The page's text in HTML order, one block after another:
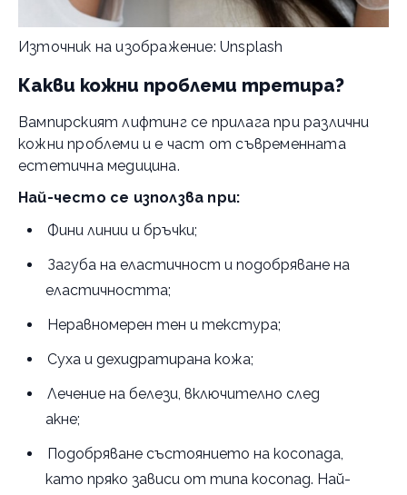
Източник на изображение: Unsplash
Какви кожни проблеми третира?
Вампирският лифтинг се прилага при различни
кожни проблеми и е част от съвременната
естетична медицина.
Най-често се използва при:
Фини линии и бръчки;
Загуба на еластичност и подобряване на
еластичността;
Неравномерен тен и текстура;
Суха и дехидратирана кожа;
Лечение на белези, включително след
акне;
Подобряване състоянието на косопада,
като пряко зависи от типа косопад. Най-